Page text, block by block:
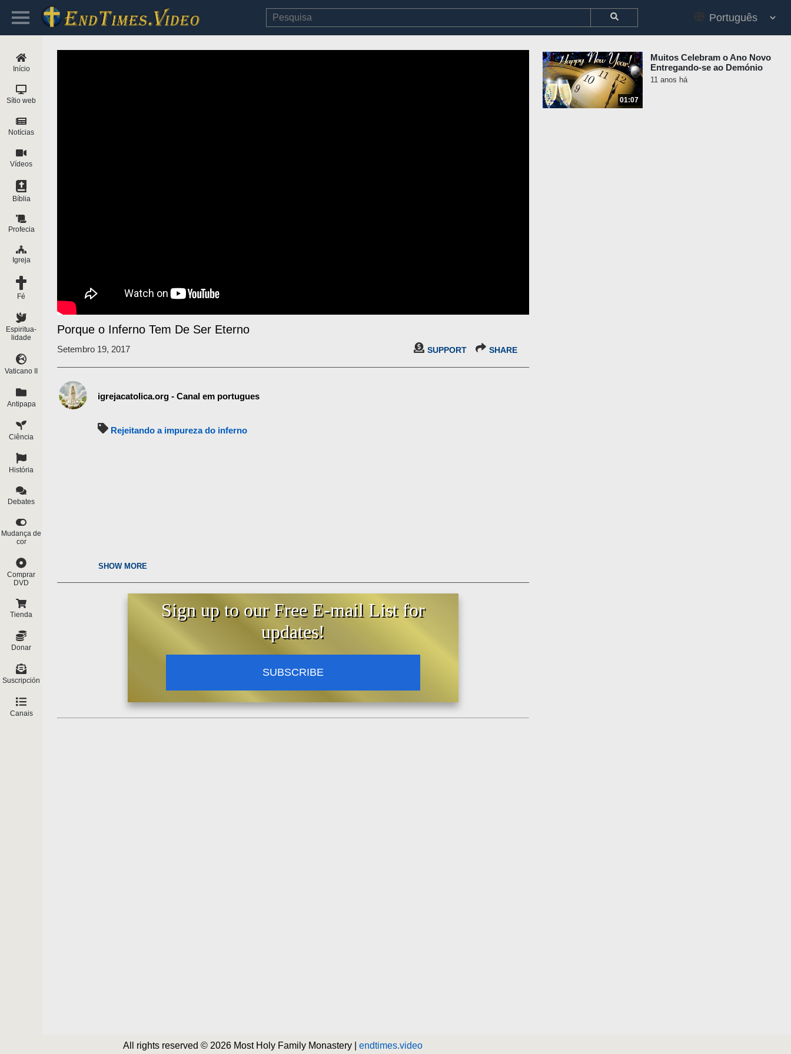
Porque o Inferno Tem De Ser Eterno
Setembro 19, 2017 SUPPORT SHARE
igrejacatolica.org - Canal em portugues
Rejeitando a impureza do inferno
SHOW MORE
Sign up to our Free E-mail List for
updates!
SUBSCRIBE
01:07
Muitos Celebram o Ano Novo
Entregando-se ao Demónio
11 anos há
Início
Sítio web
Notícias
Vídeos
Bíblia
Profecia
Igreja
Fé
Espiritua-
lidade
Vaticano II
Antipapa
Ciência
História
Debates
Mudança de
cor
Comprar
DVD
Tienda
Donar
Suscripción
Canais
All rights reserved © 2026 Most Holy Family Monastery | endtimes.video